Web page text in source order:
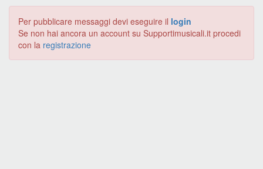
Per pubblicare messaggi devi eseguire il login
Se non hai ancora un account su Supportimusicali.it procedi
con la registrazione